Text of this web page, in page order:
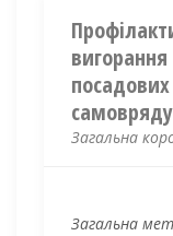
посадових
Загальна
Загальна